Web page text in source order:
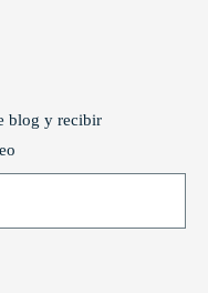
blog y recibir